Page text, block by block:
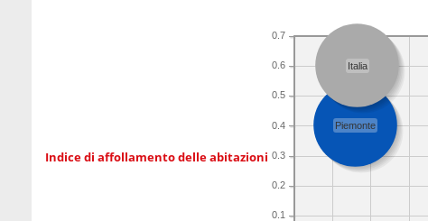
Indice di affollamento delle abitazioni
0.1
0.2
0.3
0.4
0.5
0.6
0.7
Piemonte
Italia